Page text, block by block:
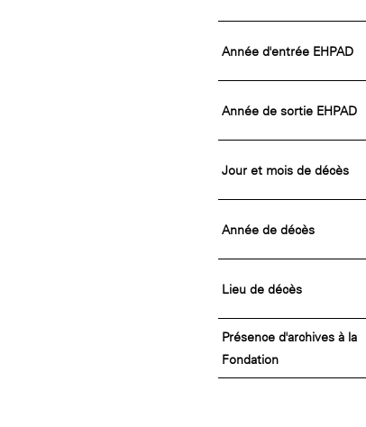
Année d'entrée EHPAD
Année de sortie EHPAD
Jour et mois de décès
Année de décès
Lieu de décès
Présence d'archives à la
Fondation